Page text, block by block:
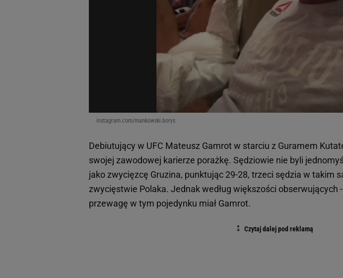
instagram.com/mankowski.borys
Debiutujący w UFC Mateusz Gamrot w starciu z Guramem
swojej zawodowej karierze porażkę. Sędziowie nie byli
jako zwycięzcę Gruzina, punktując 29-28, trzeci sędzia w takim
zwycięstwie Polaka. Jednak według większości obserwujących
przewagę w tym pojedynku miał Gamrot.